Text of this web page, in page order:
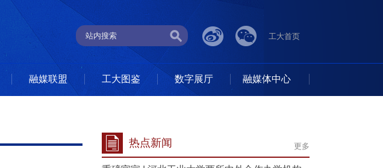
工大首页
融媒联盟 工大图鉴 数字展厅 融媒体中心
更多
热点新闻